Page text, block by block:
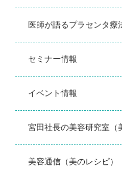
医師が語るプラセンタ療
セミナー情報
イベント情報
宮田社長の美容研究室（
美容通信（美のレシピ）